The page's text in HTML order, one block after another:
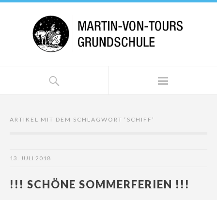
ARTIKEL MIT DEM SCHLAGWORT ‘ SCHIFF ’
13. JULI 2018
!!! SCHÖNE SOMMERFERIEN !!!